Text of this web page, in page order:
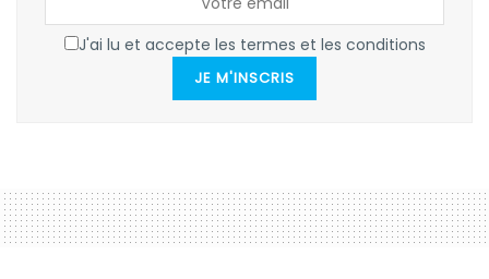
J'ai lu et accepte les termes et les conditions
JE M'INSCRIS